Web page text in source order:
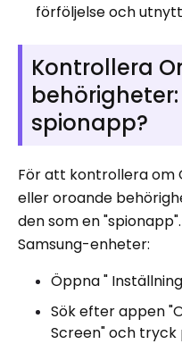
förföljelse och
Kontrollera
spionapp?
För att kontrollera om
eller oroande
den som en
Samsung-enheter:
Öppna "
Sök efter appen
Screen" och tryck